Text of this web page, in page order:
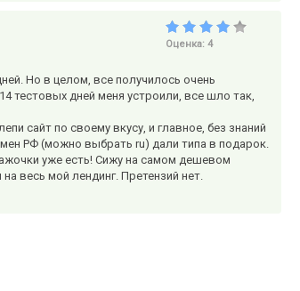
Оценка: 4
Но в целом, все получилось очень
тестовых дней меня устроили, все шло так,
сайт по своему вкусу, и главное, без знаний
РФ (можно выбрать ru) дали типа в подарок.
уже есть! Сижу на самом дешевом
весь мой лендинг. Претензий нет.